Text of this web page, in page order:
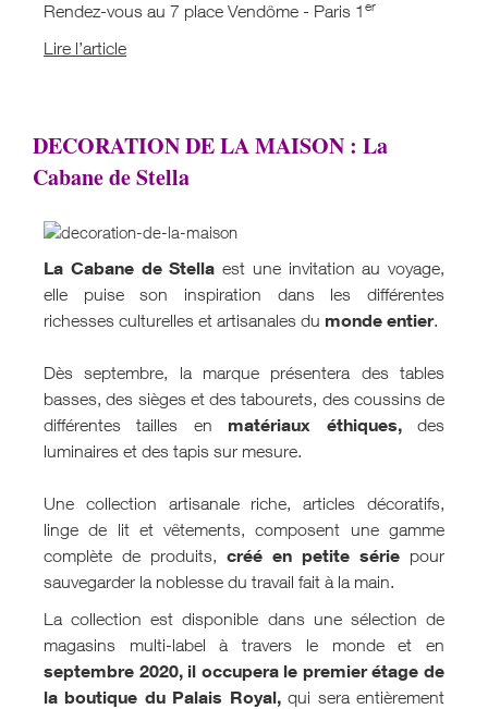
Rendez-vous au 7 place Vendôme - Paris 1 er
Lire l’article
DECORATION DE LA MAISON : La
Cabane de Stella
La Cabane de Stella est une invitation au voyage,
elle puise son inspiration dans les différentes
richesses culturelles et artisanales du monde entier.
Dès septembre, la marque présentera des tables
basses, des sièges et des tabourets, des coussins de
différentes tailles en matériaux éthiques,des
luminaires et des tapis sur mesure.
Une collection artisanale riche, articles décoratifs,
linge de lit et vêtements, composent une gamme
complète de produits, créé en petite série pour
sauvegarder la noblesse du travail fait à la main.
La collection est disponible dans une sélection de
magasins multi-label à travers le monde et en
septembre 2020, il occupera le premier étage de
la boutique du Palais Royal,qui sera entièrement